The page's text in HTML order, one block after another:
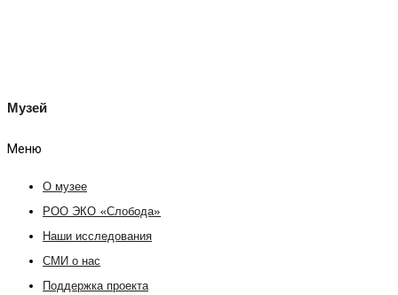
Музей
Меню
О музее
РОО ЭКО «Слобода»
Наши исследования
СМИ о нас
Поддержка проекта